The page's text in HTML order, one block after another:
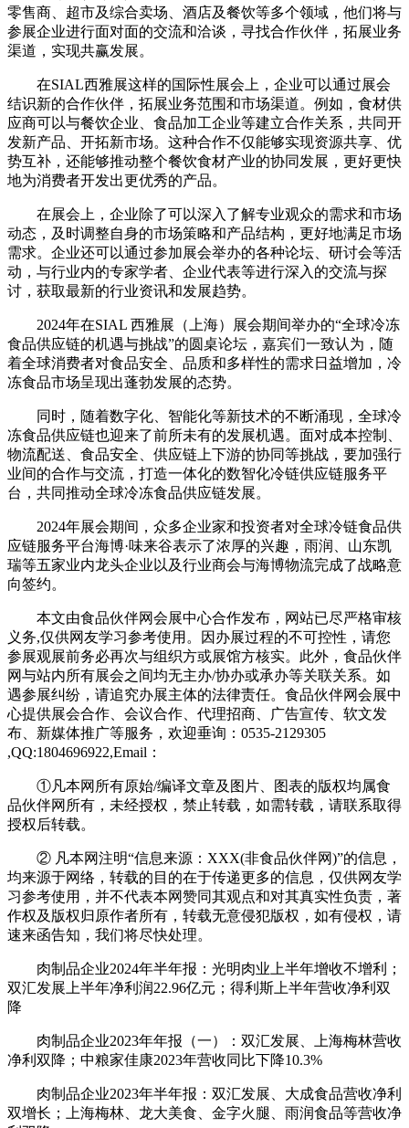
零售商、超市及综合卖场、酒店及餐饮等多个领域，他们将与
参展企业进行面对面的交流和洽谈，寻找合作伙伴，拓展业务
渠道，实现共赢发展。
在SIAL西雅展这样的国际性展会上，企业可以通过展会
结识新的合作伙伴，拓展业务范围和市场渠道。例如，食材供
应商可以与餐饮企业、食品加工企业等建立合作关系，共同开
发新产品、开拓新市场。这种合作不仅能够实现资源共享、优
势互补，还能够推动整个餐饮食材产业的协同发展，更好更快
地为消费者开发出更优秀的产品。
在展会上，企业除了可以深入了解专业观众的需求和市场
动态，及时调整自身的市场策略和产品结构，更好地满足市场
需求。企业还可以通过参加展会举办的各种论坛、研讨会等活
动，与行业内的专家学者、企业代表等进行深入的交流与探
讨，获取最新的行业资讯和发展趋势。
2024年在SIAL 西雅展（上海）展会期间举办的“全球冷冻
食品供应链的机遇与挑战”的圆桌论坛，嘉宾们一致认为，随
着全球消费者对食品安全、品质和多样性的需求日益增加，冷
冻食品市场呈现出蓬勃发展的态势。
同时，随着数字化、智能化等新技术的不断涌现，全球冷
冻食品供应链也迎来了前所未有的发展机遇。面对成本控制、
物流配送、食品安全、供应链上下游的协同等挑战，要加强行
业间的合作与交流，打造一体化的数智化冷链供应链服务平
台，共同推动全球冷冻食品供应链发展。
2024年展会期间，众多企业家和投资者对全球冷链食品供
应链服务平台海博·味来谷表示了浓厚的兴趣，雨润、山东凯
瑞等五家业内龙头企业以及行业商会与海博物流完成了战略意
向签约。
本文由食品伙伴网会展中心合作发布，网站已尽严格审核
义务,仅供网友学习参考使用。因办展过程的不可控性，请您
参展观展前务必再次与组织方或展馆方核实。此外，食品伙伴
网与站内所有展会之间均无主办/协办或承办等关联关系。如
遇参展纠纷，请追究办展主体的法律责任。食品伙伴网会展中
心提供展会合作、会议合作、代理招商、广告宣传、软文发
布、新媒体推广等服务，欢迎垂询：0535-2129305
,QQ:1804696922,Email：
①凡本网所有原始/编译文章及图片、图表的版权均属食
品伙伴网所有，未经授权，禁止转载，如需转载，请联系取得
授权后转载。
② 凡本网注明“信息来源：XXX(非食品伙伴网)”的信息，
均来源于网络，转载的目的在于传递更多的信息，仅供网友学
习参考使用，并不代表本网赞同其观点和对其真实性负责，著
作权及版权归原作者所有，转载无意侵犯版权，如有侵权，请
速来函告知，我们将尽快处理。
肉制品企业2024年半年报：光明肉业上半年增收不增利；
双汇发展上半年净利润22.96亿元；得利斯上半年营收净利双
降
肉制品企业2023年年报（一）：双汇发展、上海梅林营收
净利双降；中粮家佳康2023年营收同比下降10.3%
肉制品企业2023年半年报：双汇发展、大成食品营收净利
双增长；上海梅林、龙大美食、金字火腿、雨润食品等营收净